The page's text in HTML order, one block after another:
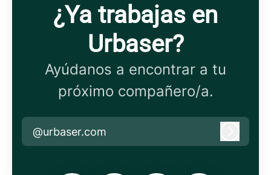
¿Ya trabajas en
Urbaser?
Ayúdanos a encontrar a tu
próximo compañero/a.
@urbaser.com